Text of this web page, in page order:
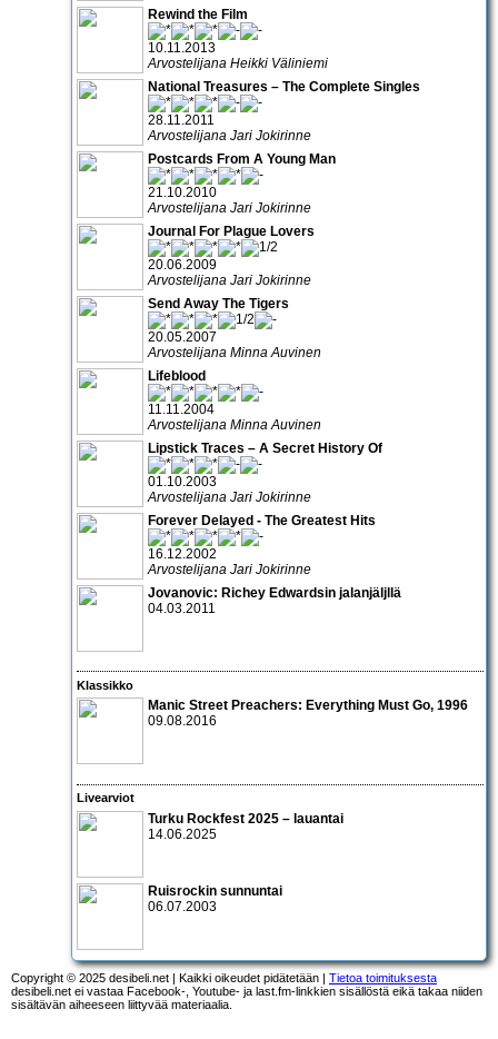
Rewind the Film
10.11.2013
Arvostelijana Heikki Väliniemi
National Treasures – The Complete Singles
28.11.2011
Arvostelijana Jari Jokirinne
Postcards From A Young Man
21.10.2010
Arvostelijana Jari Jokirinne
Journal For Plague Lovers
20.06.2009
Arvostelijana Jari Jokirinne
Send Away The Tigers
20.05.2007
Arvostelijana Minna Auvinen
Lifeblood
11.11.2004
Arvostelijana Minna Auvinen
Lipstick Traces – A Secret History Of
01.10.2003
Arvostelijana Jari Jokirinne
Forever Delayed - The Greatest Hits
16.12.2002
Arvostelijana Jari Jokirinne
Jovanovic: Richey Edwardsin jalanjäljllä
04.03.2011
Klassikko
Manic Street Preachers: Everything Must Go, 1996
09.08.2016
Livearviot
Turku Rockfest 2025 – lauantai
14.06.2025
Ruisrockin sunnuntai
06.07.2003
Copyright © 2025 desibeli.net | Kaikki oikeudet pidätetään | Tietoa toimituksesta
desibeli.net ei vastaa Facebook-, Youtube- ja last.fm-linkkien sisällöstä eikä takaa niiden
sisältävän aiheeseen liittyvää materiaalia.